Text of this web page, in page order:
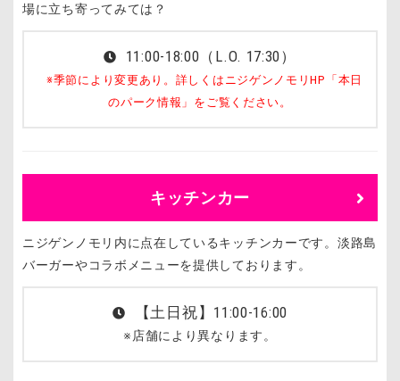
場に立ち寄ってみては？
11:00-18:00（L.O. 17:30）
※季節により変更あり。詳しくはニジゲンノモリHP「本日
のパーク情報」をご覧ください。
キッチンカー
ニジゲンノモリ内に点在しているキッチンカーです。淡路島
バーガーやコラボメニューを提供しております。
【土日祝】11:00-16:00
※店舗により異なります。